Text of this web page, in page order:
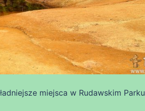
miejsca w Rudawskim Parku